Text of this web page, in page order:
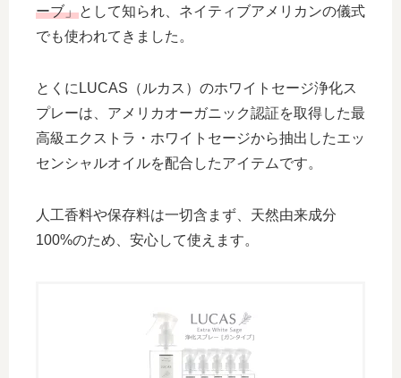
ーブ」として知られ、ネイティブアメリカンの儀式
でも使われてきました。
とくにLUCAS（ルカス）のホワイトセージ浄化ス
プレーは、アメリカオーガニック認証を取得した最
高級エクストラ・ホワイトセージから抽出したエッ
センシャルオイルを配合したアイテムです。
人工香料や保存料は一切含まず、天然由来成分
100%のため、安心して使えます。